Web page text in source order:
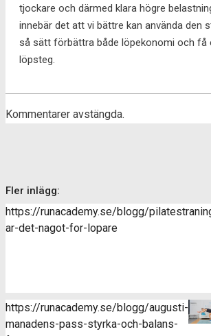
tjockare och därmed klara högre
innebär det att vi bättre kan använda den
så sätt förbättra både löpekonomi och få
löpsteg.
Kommentarer avstängda.
Fler inlägg:
https://runacademy.se/blogg/
ar-det-nagot-for-lopare
https://runacademy.se/blogg/augusti-
manadens-pass-styrka-och-balans-